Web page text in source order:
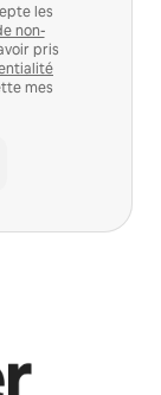
les
non-
pris
mes